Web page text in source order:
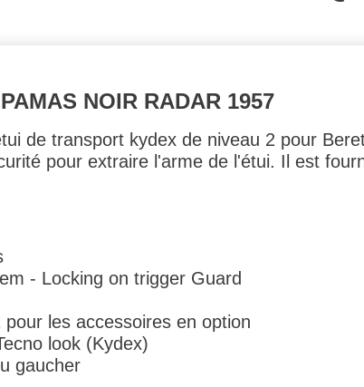
NOIR RADAR 1957
de transport kydex de niveau 2 pour
pour extraire l'arme de l'étui. Il est
- Locking on trigger Guard
les accessoires en option
look (Kydex)
gaucher